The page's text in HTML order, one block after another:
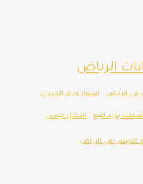
الرياض
في الرياض اسعار ورق الجدران
اسمنت بورد للبيع اشكال جبس
الجبس في الرياض